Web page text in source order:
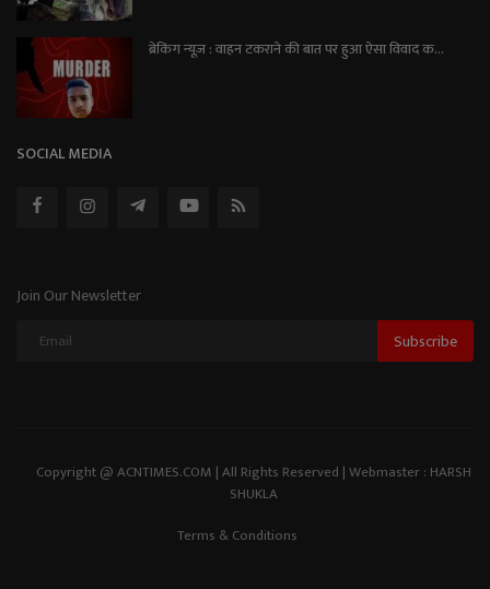
ब्रेकिंग न्यूज़ : वाहन टकराने की बात पर हुआ ऐसा विवाद क...
SOCIAL MEDIA
Join Our Newsletter
Subscribe
Copyright @ ACNTIMES.COM | All Rights Reserved | Webmaster : HARSH
SHUKLA
Terms & Conditions